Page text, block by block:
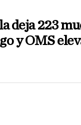
deja 223
y OMS